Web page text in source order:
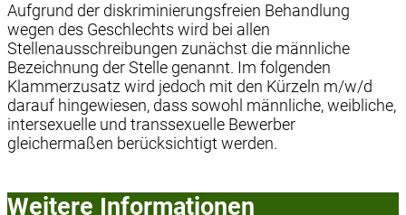
Aufgrund der diskriminierungsfreien Behandlung
wegen des Geschlechts wird bei allen
Stellenausschreibungen zunächst die männliche
Bezeichnung der Stelle genannt. Im folgenden
Klammerzusatz wird jedoch mit den Kürzeln m/w/d
darauf hingewiesen, dass sowohl männliche, weibliche,
intersexuelle und transsexuelle Bewerber
gleichermaßen berücksichtigt werden.
Weitere Informationen